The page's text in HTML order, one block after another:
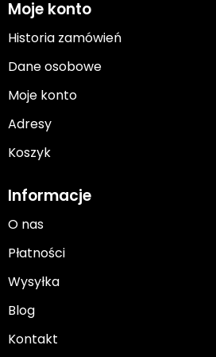
Moje konto
Historia zamówień
Dane osobowe
Moje konto
Adresy
Koszyk
Informacje
O nas
Płatności
Wysyłka
Blog
Kontakt